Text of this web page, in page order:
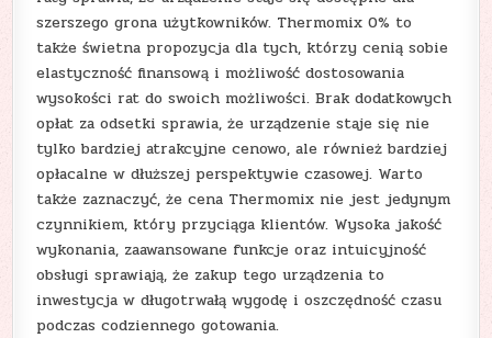
szerszego grona użytkowników. Thermomix 0% to
także świetna propozycja dla tych, którzy cenią sobie
elastyczność finansową i możliwość dostosowania
wysokości rat do swoich możliwości. Brak dodatkowych
opłat za odsetki sprawia, że urządzenie staje się nie
tylko bardziej atrakcyjne cenowo, ale również bardziej
opłacalne w dłuższej perspektywie czasowej. Warto
także zaznaczyć, że cena Thermomix nie jest jedynym
czynnikiem, który przyciąga klientów. Wysoka jakość
wykonania, zaawansowane funkcje oraz intuicyjność
obsługi sprawiają, że zakup tego urządzenia to
inwestycja w długotrwałą wygodę i oszczędność czasu
podczas codziennego gotowania.